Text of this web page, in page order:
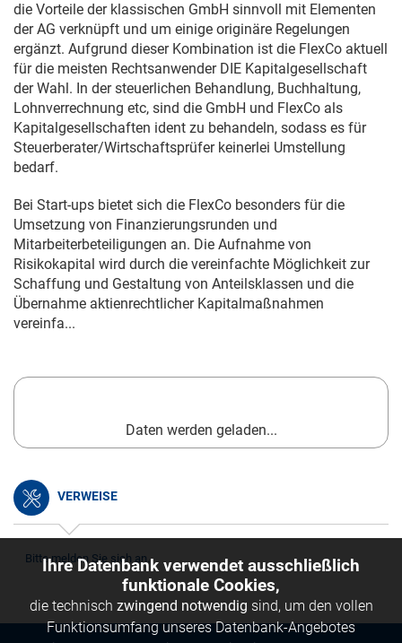
die Vorteile der klassischen GmbH sinnvoll mit Elementen
der AG verknüpft und um einige originäre Regelungen
ergänzt. Aufgrund dieser Kombination ist die FlexCo aktuell
für die meisten Rechtsanwender DIE Kapitalgesellschaft
der Wahl. In der steuerlichen Behandlung, Buchhaltung,
Lohnverrechnung etc, sind die GmbH und FlexCo als
Kapitalgesellschaften ident zu behandeln, sodass es für
Steuerberater/Wirtschaftsprüfer keinerlei Umstellung
bedarf.
Bei Start-ups bietet sich die FlexCo besonders für die
Umsetzung von Finanzierungsrunden und
Mitarbeiterbeteiligungen an. Die Aufnahme von
Risikokapital wird durch die vereinfachte Möglichkeit zur
Schaffung und Gestaltung von Anteilsklassen und die
Übernahme aktienrechtlicher Kapitalmaßnahmen
vereinfa...
Daten werden geladen...
VERWEISE
Bitte melden Sie sich an.
Ihre Datenbank verwendet ausschließlich
funktionale Cookies,
die technisch zwingend notwendig sind, um den vollen
Funktionsumfang unseres Datenbank-Angebotes